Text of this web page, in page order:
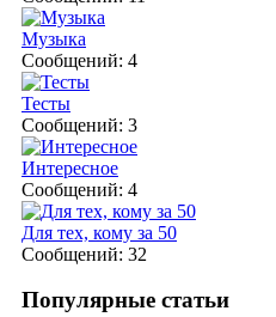
Музыка
Сообщений: 4
Тесты
Сообщений: 3
Интересное
Сообщений: 4
Для тех, кому за 50
Сообщений: 32
Популярные статьи